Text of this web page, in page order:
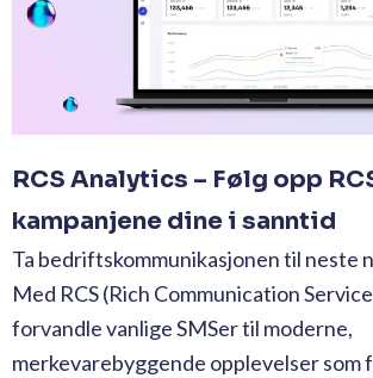
RCS Analytics – Følg opp
kampanjene dine i sanntid
Ta bedriftskommunikasjonen til neste
Med RCS (Rich Communication
forvandle vanlige SMSer til moderne,
merkevarebyggende opplevelser som